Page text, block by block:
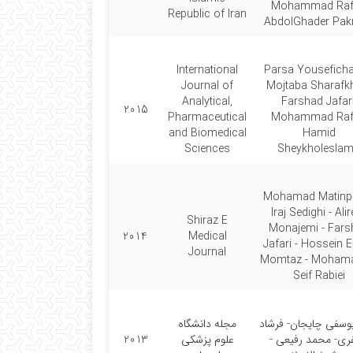
Mohammad
AbdolGhader
Republic of Iran
Parsa
Mojtaba
Farshad
Mohammad
Hamid
International
Journal of
Analytical,
Pharmaceutical
and Biomedical
Sciences
2015
Mohamad
Iraj Sedighi -
Monajemi -
Jafari - Hossein
Momtaz -
Seif Rabiei
Shiraz E
Medical
Journal
2014
چایجان- فرشاد
محمد رفیعی -
مجله دانشگاه
علوم پزشکی
2013